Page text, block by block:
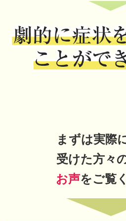
まずは実際
受けた方々
お声をご覧